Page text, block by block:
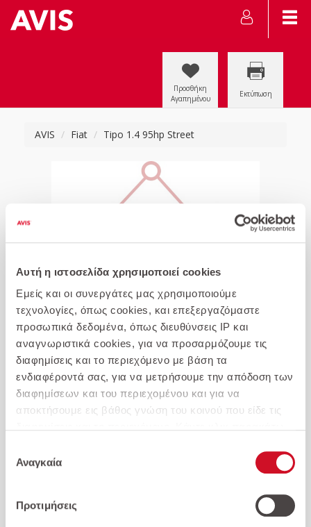
Αυτή η ιστοσελίδα χρησιμοποιεί cookies
Εμείς και οι συνεργάτες μας χρησιμοποιούμε
τεχνολογίες, όπως cookies, και επεξεργαζόμαστε
προσωπικά δεδομένα, όπως διευθύνσεις IP και
αναγνωριστικά cookies, για να προσαρμόζουμε τις
διαφημίσεις και το περιεχόμενο με βάση τα
ενδιαφέροντά σας, για να μετρήσουμε την απόδοση των
διαφημίσεων και του περιεχομένου και για να
αποκτήσουμε εις βάθος γνώση του κοινού που είδε τις
και την επεξεργασία των προσωπικών σας δεδομένων
για αυτούς τους σκοπούς. Μπορείτε να αλλάξετε γνώμη
και να αλλάξετε τις επιλογές της συγκατάθεσής σας ανά
πάσα στιγμή επιστρέφοντας σε αυτόν τον
συγκατάθεσης
Αναγκαία
Προτιμήσεις
Προσθήκη
Αγαπημένου
Εκτύπωση
AVIS Fiat Tipo 1.4 95hp Street
11.300€